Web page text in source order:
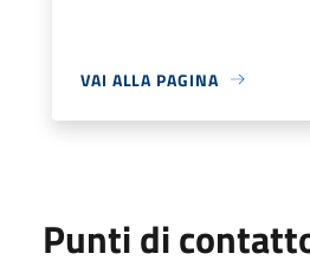
VAI ALLA PAGINA
Punti di